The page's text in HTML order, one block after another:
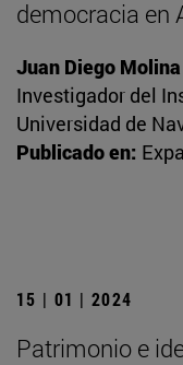
democracia en
Juan Diego
Investigador del
Universidad de
Publicado en:
15 | 01 | 2024
Patrimonio e